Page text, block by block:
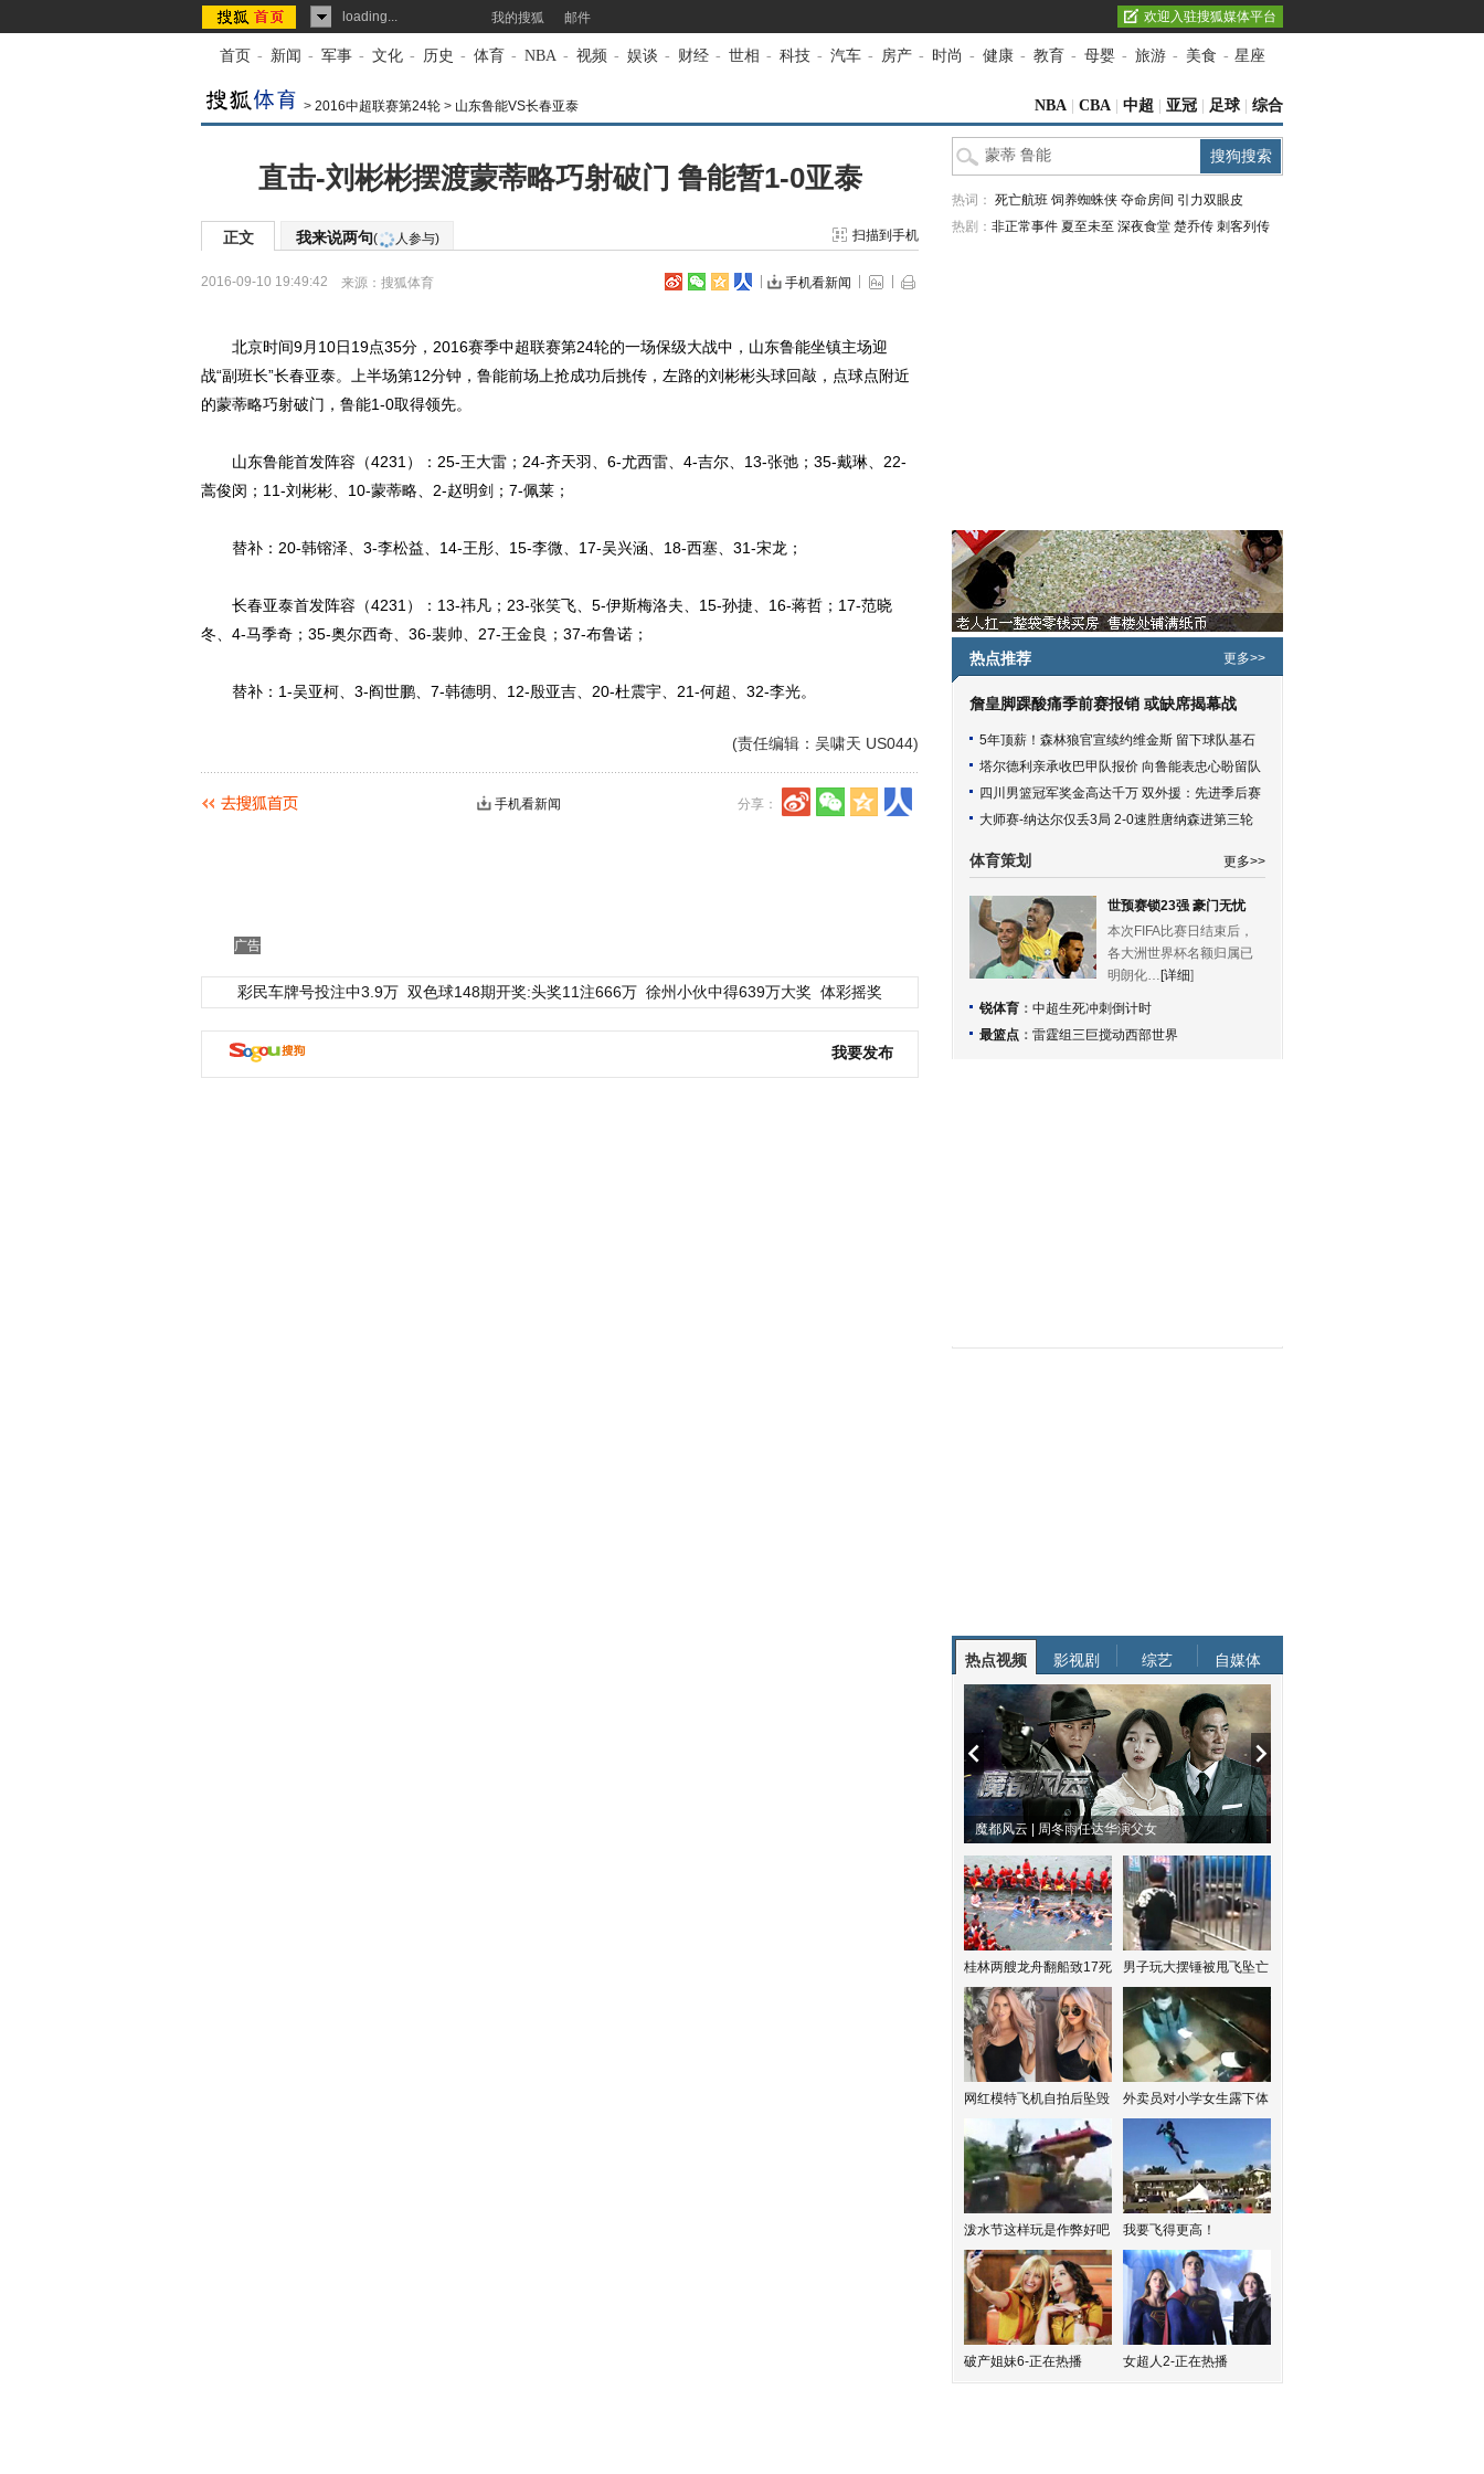
loading... 我的搜狐 邮件 欢迎入驻搜狐媒体平台
首页 - 新闻 - 军事 - 文化 - 历史 - 体育 - NBA - 视频 - 娱谈 - 财经 - 世相 - 科技 - 汽车 - 房产 - 时尚 - 健康 - 教育 - 母婴 - 旅游 - 美食 - 星座
> 2016中超联赛第24轮 > 山东鲁能VS长春亚泰 NBA CBA 中超 亚冠 足球 综合
直击-刘彬彬摆渡蒙蒂略巧射破门 鲁能暂1-0亚泰
正文 我来说两句( 人参与) 扫描到手机
2016-09-10 19:49:42 来源： 搜狐体育 手机看新闻
北京时间9月10日19点35分，2016赛季中超联赛第24轮的一场保级大战中，山东鲁能坐镇主场迎
战“副班长”长春亚泰。上半场第12分钟，鲁能前场上抢成功后挑传，左路的刘彬彬头球回敲，点球点附近
的蒙蒂略巧射破门，鲁能1-0取得领先。
山东鲁能首发阵容（4231）：25-王大雷；24-齐天羽、6-尤西雷、4-吉尔、13-张弛；35-戴琳、22-
蒿俊闵；11-刘彬彬、10-蒙蒂略、2-赵明剑；7-佩莱；
替补：20-韩镕泽、3-李松益、14-王彤、15-李微、17-吴兴涵、18-西塞、31-宋龙；
长春亚泰首发阵容（4231）：13-祎凡；23-张笑飞、5-伊斯梅洛夫、15-孙捷、16-蒋哲；17-范晓
冬、4-马季奇；35-奥尔西奇、36-裴帅、27-王金良；37-布鲁诺；
替补：1-吴亚柯、3-阎世鹏、7-韩德明、12-殷亚吉、20-杜震宇、21-何超、32-李光。
(责任编辑：吴啸天 US044)
分享：
手机看新闻
广告
彩民车牌号投注中3.9万 双色球148期开奖:头奖11注666万 徐州小伙中得639万大奖 体彩摇奖
我要发布
热词： 死亡航班 饲养蜘蛛侠 夺命房间 引力双眼皮
热剧： 非正常事件 夏至未至 深夜食堂 楚乔传 刺客列传
热点推荐 更多>>
詹皇脚踝酸痛季前赛报销 或缺席揭幕战
5年顶薪！森林狼官宣续约维金斯 留下球队基石
塔尔德利亲承收巴甲队报价 向鲁能表忠心盼留队
四川男篮冠军奖金高达千万 双外援：先进季后赛
大师赛-纳达尔仅丢3局 2-0速胜唐纳森进第三轮
体育策划 更多>>
世预赛锁23强 豪门无忧
本次FIFA比赛日结束后，
各大洲世界杯名额归属已
明朗化… [详细]
锐体育 ： 中超生死冲刺倒计时
最篮点 ： 雷霆组三巨搅动西部世界
热点视频 影视剧 综艺 自媒体
魔都风云 | 周冬雨任达华演父女
桂林两艘龙舟翻船致17死 男子玩大摆锤被甩飞坠亡
网红模特飞机自拍后坠毁 外卖员对小学女生露下体
泼水节这样玩是作弊好吧 我要飞得更高！
破产姐妹6-正在热播 女超人2-正在热播